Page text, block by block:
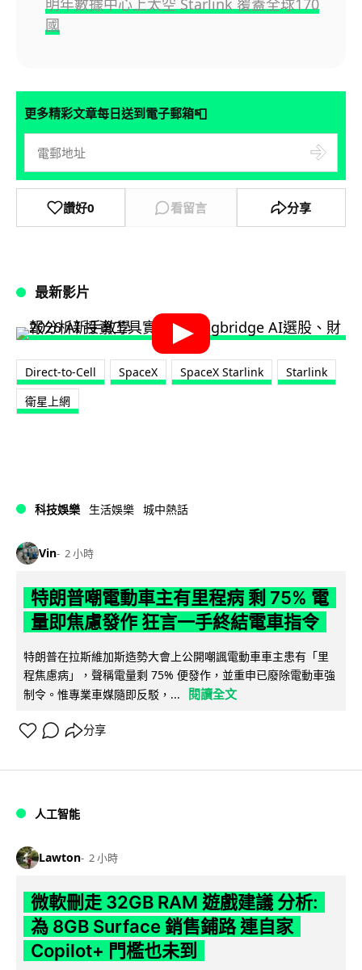
明年數據中心上太空 Starlink 覆蓋全球170
國
更多精彩文章每日送到電子郵箱📮
讚好0 看留言 分享
最新影片
Direct-to-Cell SpaceX SpaceX Starlink
Starlink
衛星上網
科技娛樂 生活娛樂 城中熱話
Vin 2 小時
特朗普嘲電動車主有里程病 剩 75% 電
量即焦慮發作 狂言一手終結電車指令
特朗普在拉斯維加斯造勢大會上公開嘲諷電動車車主患有「里
程焦慮病」，聲稱電量剩 75% 便發作，並重申已廢除電動車強
制令。惟專業車媒隨即反駁，...
閱讀全文
分享
人工智能
Lawton 2 小時
微軟刪走 32GB RAM 遊戲建議 分析:
為 8GB Surface 銷售鋪路 連自家
Copilot+ 門檻也未到